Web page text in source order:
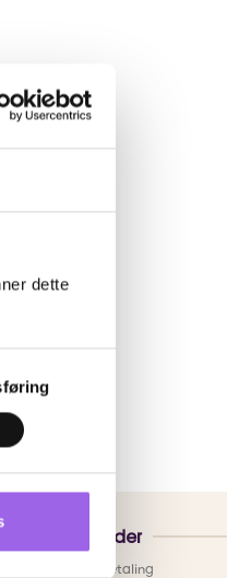
dette
Betalingsmetoder
Kortbetaling